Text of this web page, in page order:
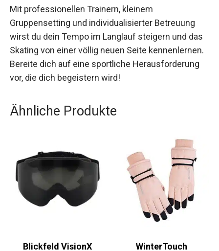
Wintererlebnis zu genießen.
Mit professionellen Trainern, kleinem
Gruppensetting und individualisierter Betreuung
wirst du dein Tempo im Langlauf steigern und
das Skating von einer völlig neuen Seite